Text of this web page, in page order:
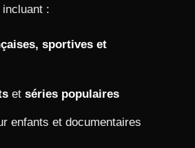
:
sportives et
et séries populaires
enfants et documentaires